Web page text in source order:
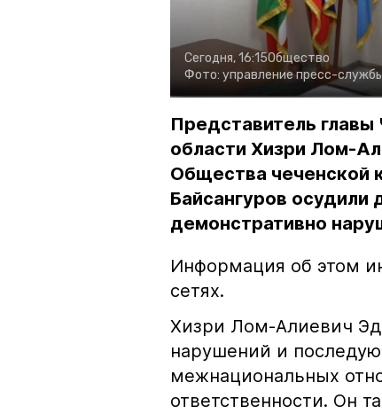
Сегодня, 16:15Общество
Фото: управление пресс-
Представитель главы
области Хизри Лом-
Общества чеченской
Байсангуров осудили
демонстративно
Информация об этом
сетях.
Хизри Лом-Алиевич
нарушений и
межнациональных
ответственности. Он